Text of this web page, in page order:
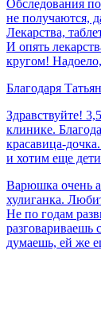
Обследования
не получаются,
Лекарства,
И опять
кругом!
Благодаря
Здравствуйте!
клинике.
красавица-
и хотим еще
Варюшка очень
хулиганка.
Не по годам
разговариваешь
думаешь, ей же